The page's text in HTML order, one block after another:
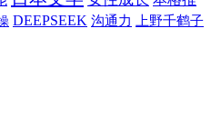
DEEPSEEK 沟通力 上野千鹤子